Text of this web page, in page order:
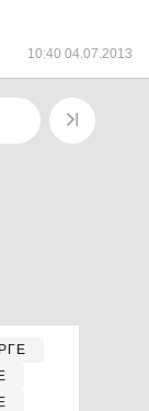
10:40 04.07.2013